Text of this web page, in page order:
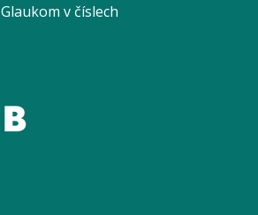
Glaukom v číslech